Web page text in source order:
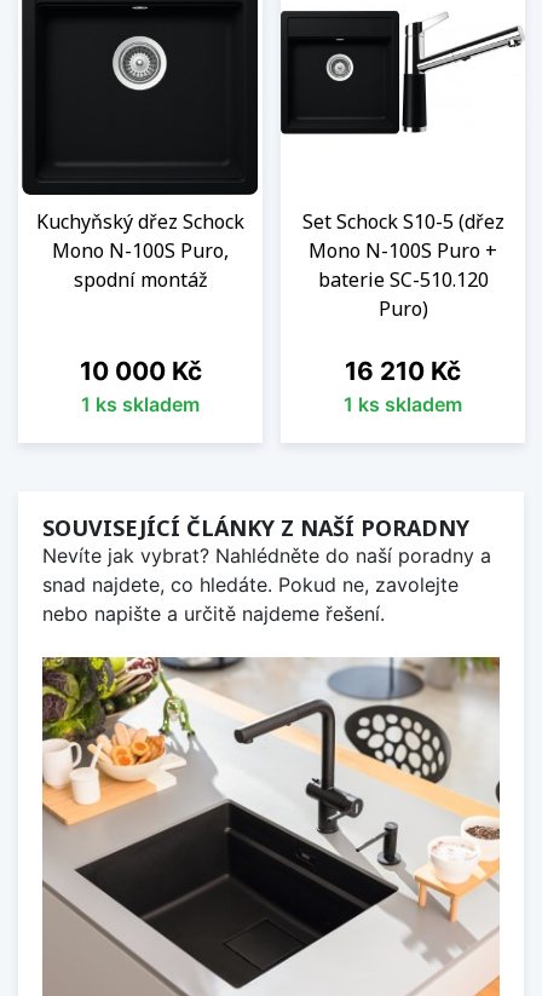
Kuchyňský dřez Schock
Mono N-100S Puro,
spodní montáž
Cena
10 000 Kč
1 ks skladem
Set Schock S10-5 (dřez
Mono N-100S Puro +
baterie SC-510.120
Puro)
Cena
16 210 Kč
1 ks skladem
SOUVISEJÍCÍ ČLÁNKY Z NAŠÍ PORADNY
Nevíte jak vybrat? Nahlédněte do naší poradny a
snad najdete, co hledáte. Pokud ne, zavolejte
nebo napište a určitě najdeme řešení.